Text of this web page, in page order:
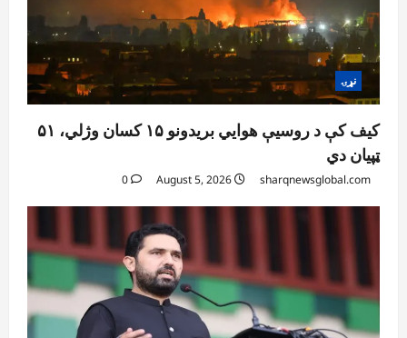
نړۍ
کیف کې د روسیې هوايي بریدونو ۱۵ کسان وژلي، ۵۱
ټپیان دي
sharqnewsglobal.com
0